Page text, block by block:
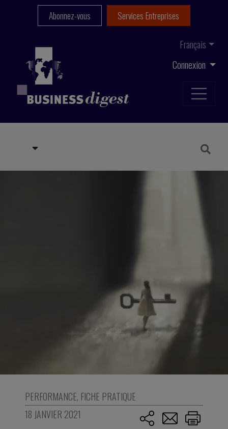
Connexion
Français
Abonnez-vous Services Entreprises
PERFORMANCE, FICHE PRATIQUE
18 JANVIER 2021